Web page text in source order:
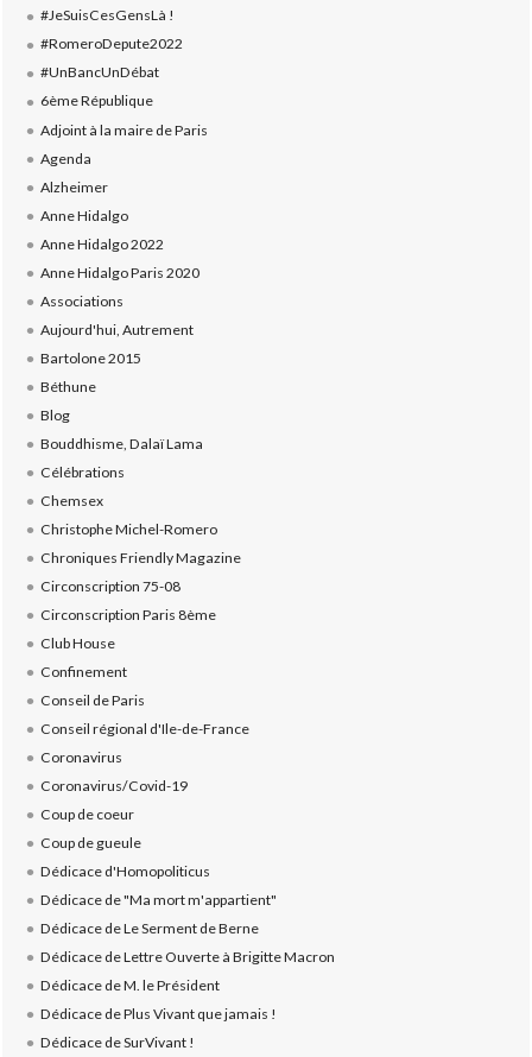
#JeSuisCesGensLà !
#RomeroDepute2022
#UnBancUnDébat
6ème République
Adjoint à la maire de Paris
Agenda
Alzheimer
Anne Hidalgo
Anne Hidalgo 2022
Anne Hidalgo Paris 2020
Associations
Aujourd'hui, Autrement
Bartolone 2015
Béthune
Blog
Bouddhisme, Dalaï Lama
Célébrations
Chemsex
Christophe Michel-Romero
Chroniques Friendly Magazine
Circonscription 75-08
Circonscription Paris 8ème
Club House
Confinement
Conseil de Paris
Conseil régional d'Ile-de-France
Coronavirus
Coronavirus/Covid-19
Coup de coeur
Coup de gueule
Dédicace d'Homopoliticus
Dédicace de "Ma mort m'appartient"
Dédicace de Le Serment de Berne
Dédicace de Lettre Ouverte à Brigitte Macron
Dédicace de M. le Président
Dédicace de Plus Vivant que jamais !
Dédicace de SurVivant !